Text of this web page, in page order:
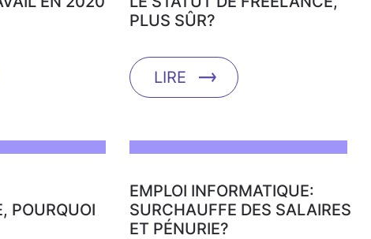
PLUS SÛR?
LIRE
POURQUOI
EMPLOI INFORMATIQUE:
SURCHAUFFE DES SALAIRES
ET PÉNURIE?